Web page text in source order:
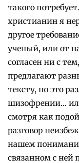
такого
христианин я
другое
ученый, или от
согласен ни с
предлагают
тексту, но это
шизофрении…
смотря как
разговор
нашем
связанном с ней